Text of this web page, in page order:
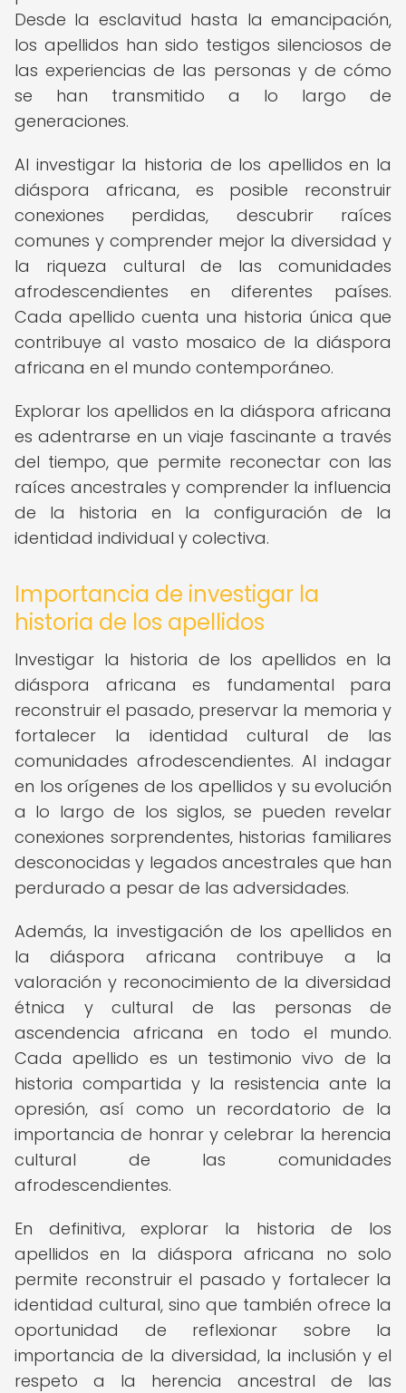
Desde la esclavitud hasta la emancipación,
los apellidos han sido testigos silenciosos de
las experiencias de las personas y de cómo
se han transmitido a lo largo de
generaciones.
Al investigar la historia de los apellidos en la
diáspora africana, es posible reconstruir
conexiones perdidas, descubrir raíces
comunes y comprender mejor la diversidad y
la riqueza cultural de las comunidades
afrodescendientes en diferentes países.
Cada apellido cuenta una historia única que
contribuye al vasto mosaico de la diáspora
africana en el mundo contemporáneo.
Explorar los apellidos en la diáspora africana
es adentrarse en un viaje fascinante a través
del tiempo, que permite reconectar con las
raíces ancestrales y comprender la influencia
de la historia en la configuración de la
identidad individual y colectiva.
Importancia de investigar la
historia de los apellidos
Investigar la historia de los apellidos en la
diáspora africana es fundamental para
reconstruir el pasado, preservar la memoria y
fortalecer la identidad cultural de las
comunidades afrodescendientes. Al indagar
en los orígenes de los apellidos y su evolución
a lo largo de los siglos, se pueden revelar
conexiones sorprendentes, historias familiares
desconocidas y legados ancestrales que han
perdurado a pesar de las adversidades.
Además, la investigación de los apellidos en
la diáspora africana contribuye a la
valoración y reconocimiento de la diversidad
étnica y cultural de las personas de
ascendencia africana en todo el mundo.
Cada apellido es un testimonio vivo de la
historia compartida y la resistencia ante la
opresión, así como un recordatorio de la
importancia de honrar y celebrar la herencia
cultural de las comunidades
afrodescendientes.
En definitiva, explorar la historia de los
apellidos en la diáspora africana no solo
permite reconstruir el pasado y fortalecer la
identidad cultural, sino que también ofrece la
oportunidad de reflexionar sobre la
importancia de la diversidad, la inclusión y el
respeto a la herencia ancestral de las